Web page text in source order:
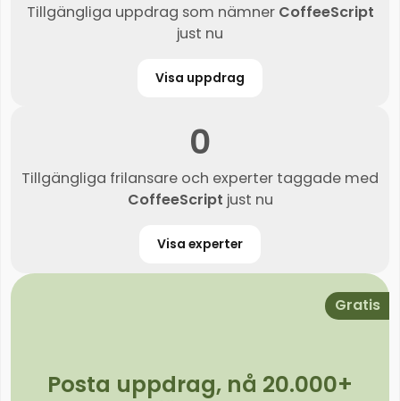
Tillgängliga uppdrag som nämner CoffeeScript
just nu
Visa uppdrag
0
Tillgängliga frilansare och experter taggade med
CoffeeScript just nu
Visa experter
Gratis
Posta uppdrag, nå 20.000+